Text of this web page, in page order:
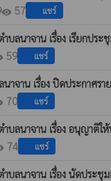
visibility 57 แชร์
ำบลนาจาน เรื่อง เรียกป
59 แชร์
นาจาน เรื่อง ปิดประกาศ
70 แชร์
ำบลนาจาน เรื่อง อนุญาติ
74 แชร์
ำบลนาจาน เรื่อง นัดปร